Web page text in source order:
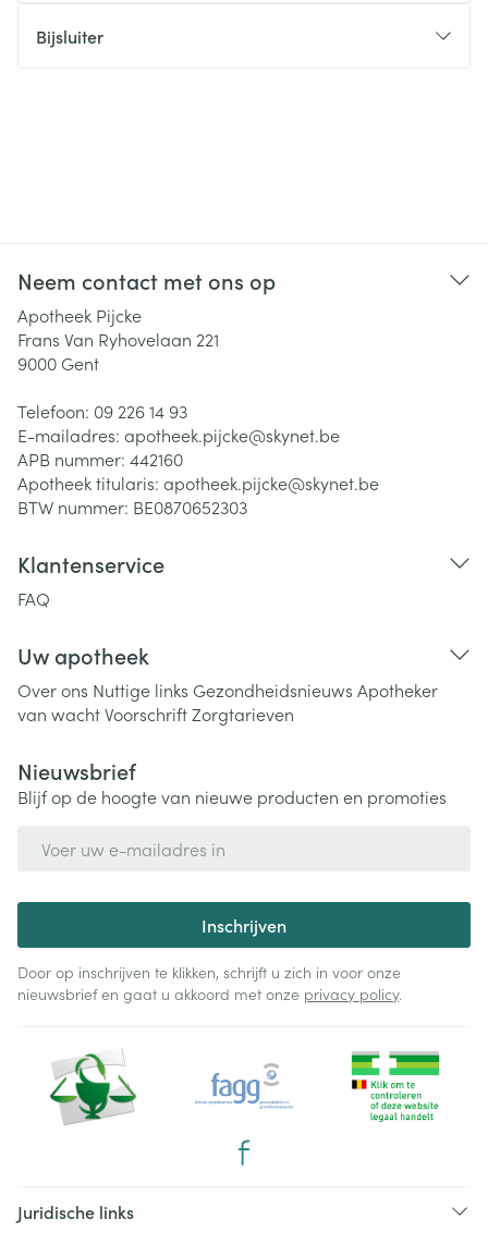
Bijsluiter
Neem contact met ons op
Apotheek Pijcke
Frans Van Ryhovelaan 221
9000 Gent
Telefoon: 09 226 14 93
E-mailadres: apotheek.pijcke@skynet.be
APB nummer: 442160
Apotheek titularis: apotheek.pijcke@skynet.be
BTW nummer: BE0870652303
Klantenservice
FAQ
Uw apotheek
Over ons Nuttige links Gezondheidsnieuws Apotheker
van wachtVoorschriftZorgtarieven
Nieuwsbrief
Blijf op de hoogte van nieuwe producten en promoties
Inschrijven
Door op inschrijven te klikken, schrijft u zich in voor onze
nieuwsbrief en gaat u akkoord met onze privacy policy.
Juridische links